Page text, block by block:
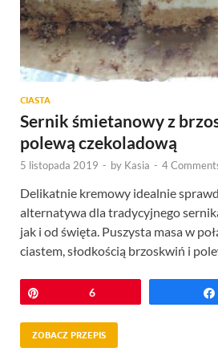
CIASTA
Sernik śmietanowy z
polewą czekoladową
5 listopada 2019 - by Kasia - 4
Delikatnie kremowy idealnie
alternatywa dla tradycyjnego
jak i od święta. Puszysta masa w
ciastem, słodkością brzoskwiń i
Przypnij6
ZOBACZ PRZEPIS